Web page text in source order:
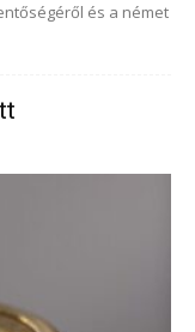
és a német